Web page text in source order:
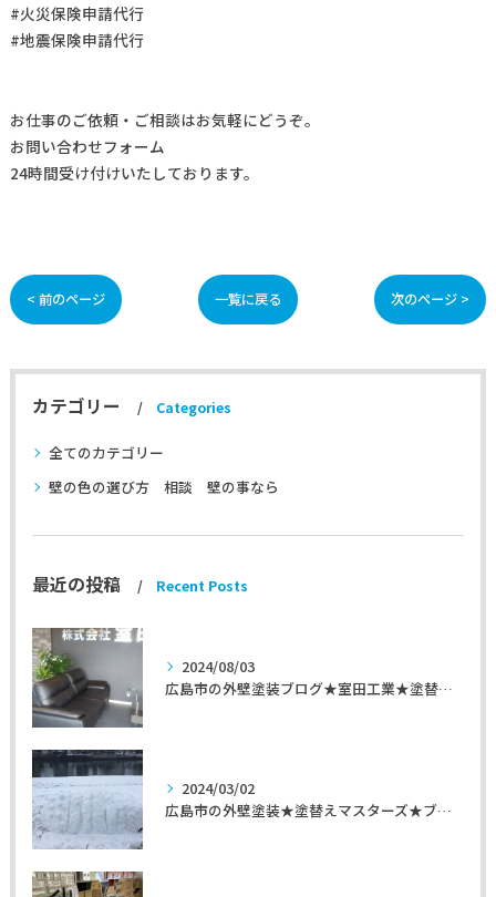
#火災保険申請代行
#地震保険申請代行
お仕事のご依頼・ご相談はお気軽にどうぞ。
お問い合わせフォーム
24時間受け付けいたしております。
< 前のページ 一覧に戻る 次のページ >
カテゴリー Categories
全てのカテゴリー
壁の色の選び方 相談 壁の事なら
最近の投稿 Recent Posts
2024/08/03
広島市の外壁塗装ブログ★室田工業★塗替えマスターズ★外壁リフォーム
2024/03/02
広島市の外壁塗装★塗替えマスターズ★ブログ「初めて家を手入れするのに」